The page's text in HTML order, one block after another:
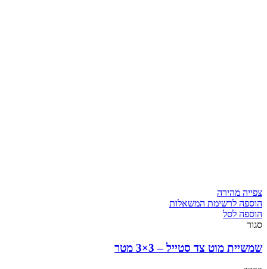
צפייה מהירה
הוספה לרשימת המשאלות
הוספה לסל
סגור
שמשיית מוט צד סטייל – 3×3 מטר